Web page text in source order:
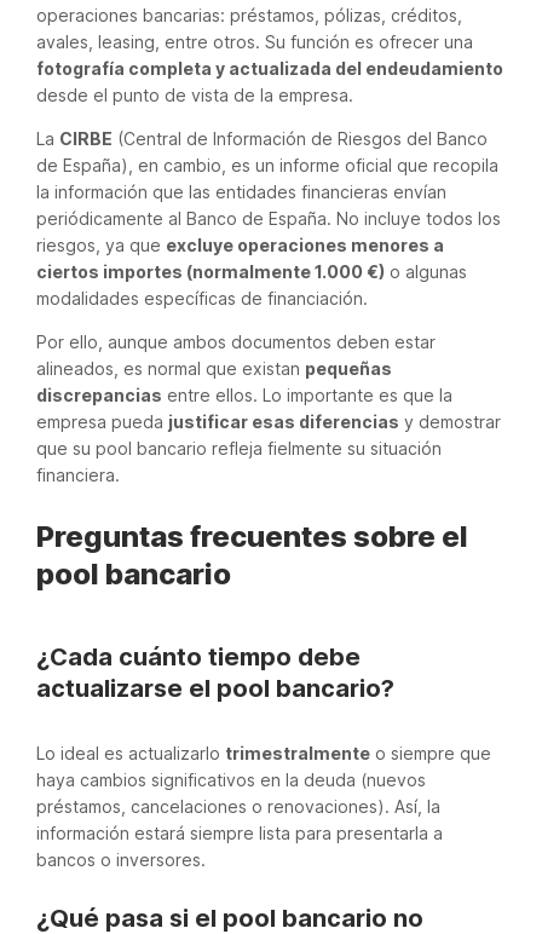
operaciones bancarias: préstamos, pólizas, créditos,
avales, leasing, entre otros. Su función es ofrecer una
fotografía completa y actualizada del endeudamiento
desde el punto de vista de la empresa.
La CIRBE (Central de Información de Riesgos del Banco
de España), en cambio, es un informe oficial que recopila
la información que las entidades financieras envían
periódicamente al Banco de España. No incluye todos los
riesgos, ya que excluye operaciones menores a
ciertos importes (normalmente 1.000 €) o algunas
modalidades específicas de financiación.
Por ello, aunque ambos documentos deben estar
alineados, es normal que existan pequeñas
discrepancias entre ellos. Lo importante es que la
empresa pueda justificar esas diferencias y demostrar
que su pool bancario refleja fielmente su situación
financiera.
Preguntas frecuentes sobre el
pool bancario
¿Cada cuánto tiempo debe
actualizarse el pool bancario?
Lo ideal es actualizarlo trimestralmente o siempre que
haya cambios significativos en la deuda (nuevos
préstamos, cancelaciones o renovaciones). Así, la
información estará siempre lista para presentarla a
bancos o inversores.
¿Qué pasa si el pool bancario no